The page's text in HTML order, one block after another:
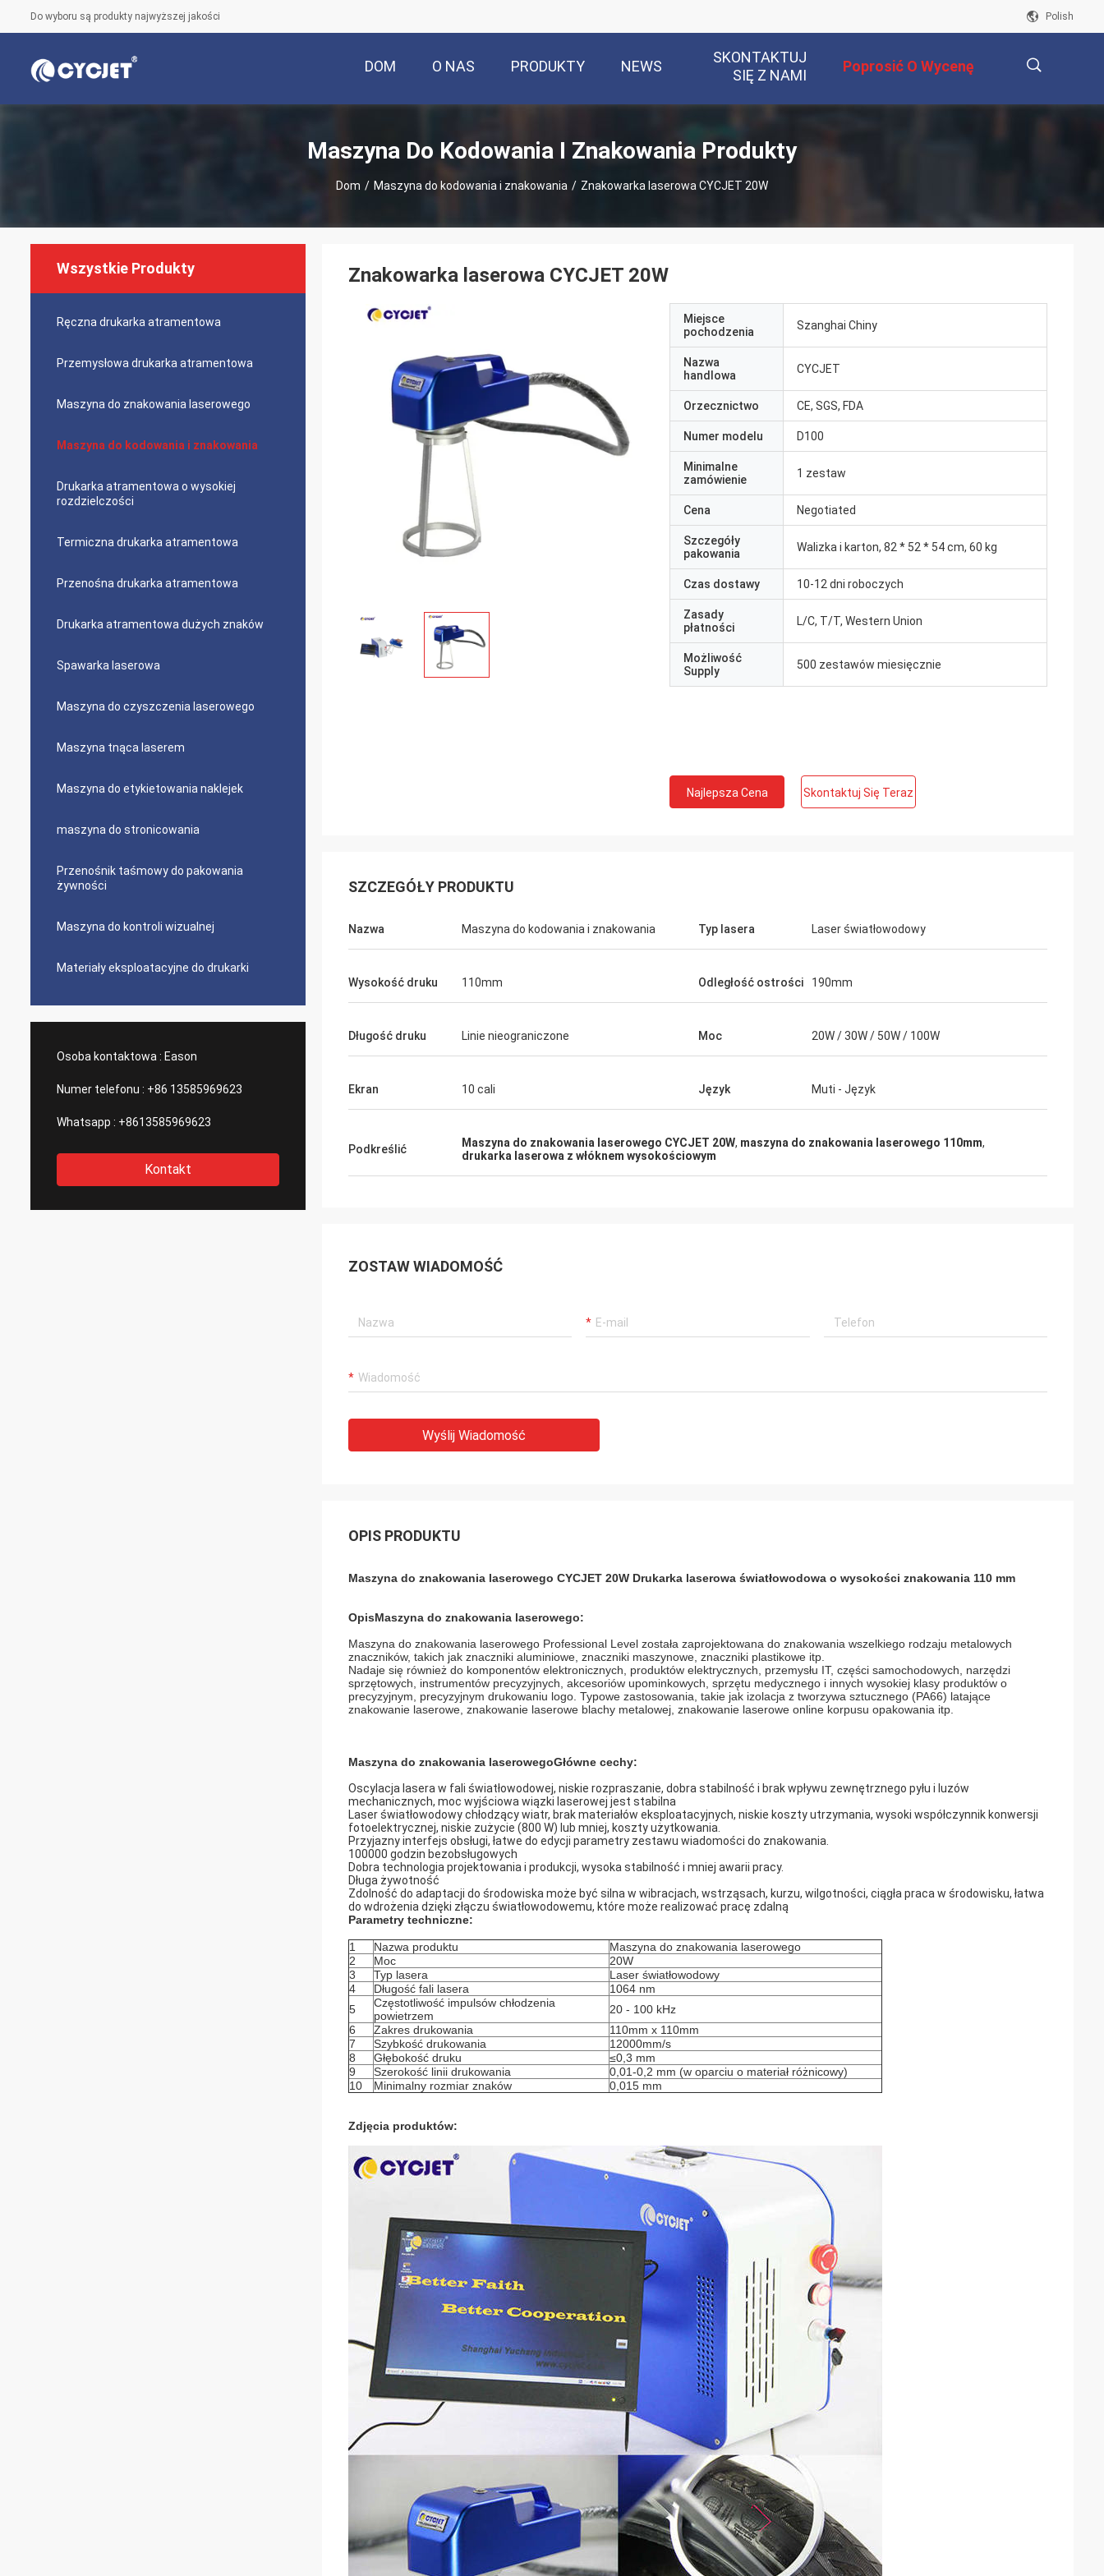
Do wyboru są produkty najwyższej jakości Polish
DOM O NAS PRODUKTY NEWS
SKONTAKTUJ
SIĘ Z NAMI
Poprosić O Wycenę
Maszyna Do Kodowania I Znakowania Produkty
Dom / Maszyna do kodowania i znakowania / Znakowarka laserowa CYCJET 20W
Wszystkie Produkty
Ręczna drukarka atramentowa
Przemysłowa drukarka atramentowa
Maszyna do znakowania laserowego
Maszyna do kodowania i znakowania
Drukarka atramentowa o wysokiej
rozdzielczości
Termiczna drukarka atramentowa
Przenośna drukarka atramentowa
Drukarka atramentowa dużych znaków
Spawarka laserowa
Maszyna do czyszczenia laserowego
Maszyna tnąca laserem
Maszyna do etykietowania naklejek
maszyna do stronicowania
Przenośnik taśmowy do pakowania
żywności
Maszyna do kontroli wizualnej
Materiały eksploatacyjne do drukarki
Osoba kontaktowa : Eason
Numer telefonu : +86 13585969623
Whatsapp : +8613585969623
Kontakt
Znakowarka laserowa CYCJET 20W
Miejsce
pochodzenia
Szanghai Chiny
Nazwa
handlowa
CYCJET
Orzecznictwo CE, SGS, FDA
Numer modelu D100
Minimalne
zamówienie
1 zestaw
Cena Negotiated
Szczegóły
pakowania
Walizka i karton, 82 * 52 * 54 cm, 60 kg
Czas dostawy 10-12 dni roboczych
Zasady
płatności
L/C, T/T, Western Union
Możliwość
Supply
500 zestawów miesięcznie
Najlepsza Cena Skontaktuj Się Teraz
SZCZEGÓŁY PRODUKTU
Nazwa Maszyna do kodowania i znakowania Typ lasera Laser światłowodowy
Wysokość druku 110mm Odległość ostrości 190mm
Długość druku Linie nieograniczone Moc 20W / 30W / 50W / 100W
Ekran 10 cali Język Muti - Język
Podkreślić Maszyna do znakowania laserowego CYCJET 20W, maszyna do znakowania laserowego 110mm,
drukarka laserowa z włóknem wysokościowym
ZOSTAW WIADOMOŚĆ
Wyślij Wiadomość
OPIS PRODUKTU
Maszyna do znakowania laserowego CYCJET 20W Drukarka laserowa światłowodowa o wysokości znakowania 110 mm
OpisMaszyna do znakowania laserowego:
Maszyna do znakowania laserowego Professional Level została zaprojektowana do znakowania wszelkiego rodzaju metalowych
znaczników, takich jak znaczniki aluminiowe, znaczniki maszynowe, znaczniki plastikowe itp.
Nadaje się również do komponentów elektronicznych, produktów elektrycznych, przemysłu IT, części samochodowych, narzędzi
sprzętowych, instrumentów precyzyjnych, akcesoriów upominkowych, sprzętu medycznego i innych wysokiej klasy produktów o
precyzyjnym, precyzyjnym drukowaniu logo. Typowe zastosowania, takie jak izolacja z tworzywa sztucznego (PA66) latające
znakowanie laserowe, znakowanie laserowe blachy metalowej, znakowanie laserowe online korpusu opakowania itp.
Maszyna do znakowania laserowegoGłówne cechy:
Oscylacja lasera w fali światłowodowej, niskie rozpraszanie, dobra stabilność i brak wpływu zewnętrznego pyłu i luzów
mechanicznych, moc wyjściowa wiązki laserowej jest stabilna
Laser światłowodowy chłodzący wiatr, brak materiałów eksploatacyjnych, niskie koszty utrzymania, wysoki współczynnik konwersji
fotoelektrycznej, niskie zużycie (800 W) lub mniej, koszty użytkowania.
Przyjazny interfejs obsługi, łatwe do edycji parametry zestawu wiadomości do znakowania.
100000 godzin bezobsługowych
Dobra technologia projektowania i produkcji, wysoka stabilność i mniej awarii pracy.
Długa żywotność
Zdolność do adaptacji do środowiska może być silna w wibracjach, wstrząsach, kurzu, wilgotności, ciągła praca w środowisku, łatwa
do wdrożenia dzięki złączu światłowodowemu, które może realizować pracę zdalną
Parametry techniczne:
1 Nazwa produktu
Maszyna do znakowania laserowego
2
Moc
20W
3
Typ lasera
Laser światłowodowy
4
Długość fali lasera
1064 nm
5
Częstotliwość impulsów chłodzenia
powietrzem
20 - 100 kHz
6
Zakres drukowania
110mm x 110mm
7
Szybkość drukowania
12000mm/s
8
Głębokość druku
≤0,3 mm
9
Szerokość linii drukowania
0,01-0,2 mm (w oparciu o materiał różnicowy)
10
Minimalny rozmiar znaków 0,015 mm
Zdjęcia produktów: